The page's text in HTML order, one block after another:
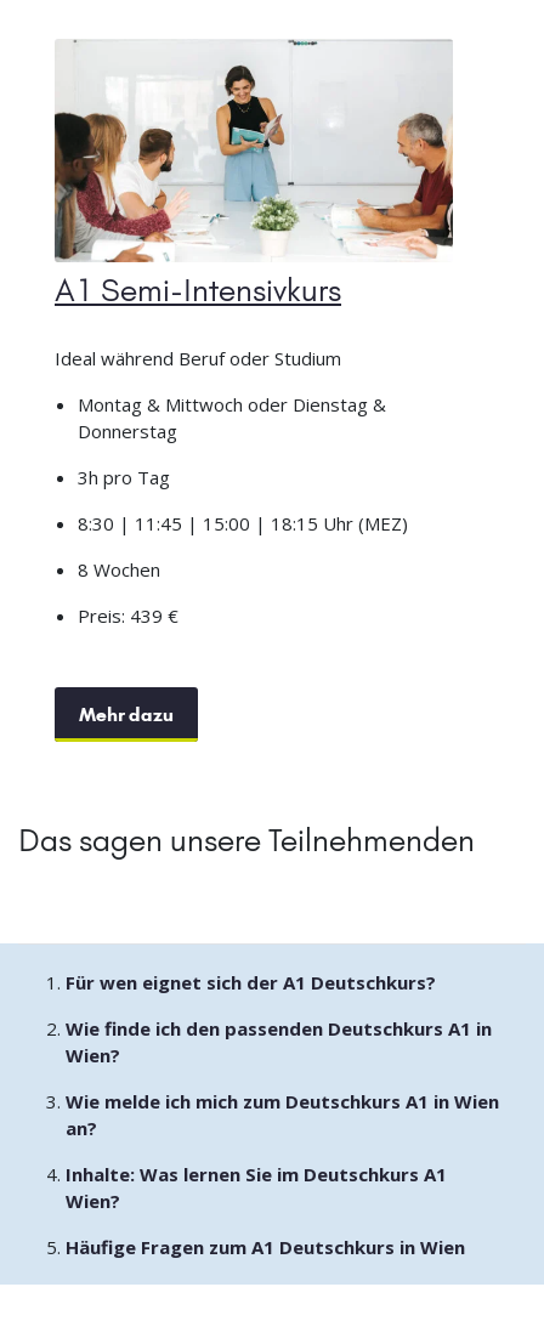
A1 Semi-Intensivkurs
Ideal während Beruf oder Studium
Montag & Mittwoch oder Dienstag &
Donnerstag
3h pro Tag
8:30 | 11:45 | 15:00 | 18:15 Uhr (MEZ)
8 Wochen
Preis: 439 €
Mehr dazu
Das sagen unsere Teilnehmenden
Für wen eignet sich der A1 Deutschkurs?
Wie finde ich den passenden Deutschkurs A1 in
Wien?
Wie melde ich mich zum Deutschkurs A1 in Wien
an?
Inhalte: Was lernen Sie im Deutschkurs A1
Wien?
Häufige Fragen zum A1 Deutschkurs in Wien